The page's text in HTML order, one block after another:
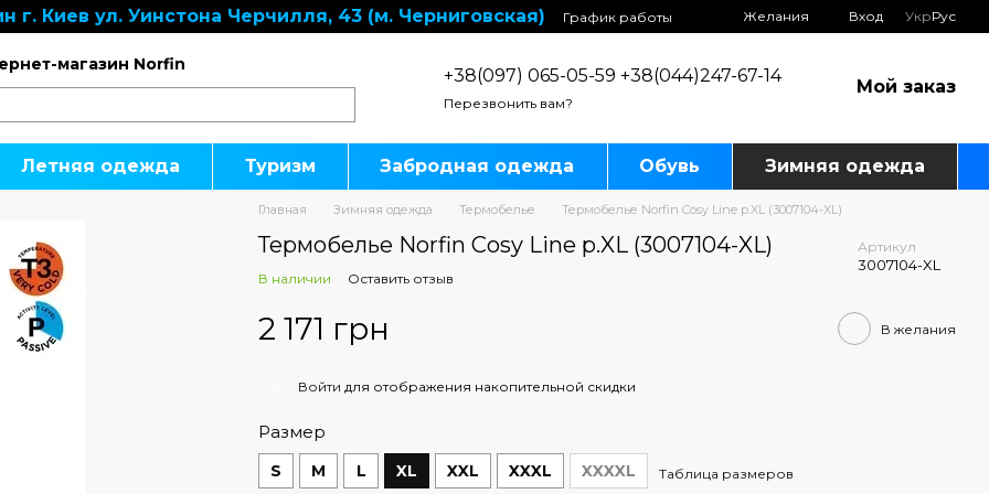
г. Киев ул. Уинстона Черчилля, 43 (м. Черниговская)
График работы
Желания Вход УкрРус
магазин Norfin
+38(097) 065-05-59 +38(044)247-67-14
Перезвонить вам?
Мой заказ
Летняя одежда Туризм Забродная одежда Обувь Зимняя одежда
Главная Зимняя одежда Термобелье Термобелье Norfin Cosy Line р.XL (3007104-XL)
Термобелье Norfin Cosy Line р.XL (3007104-XL) Артикул
3007104-XL
В наличии Оставить отзыв
2 171 грн В желания
Войти для отображения накопительной скидки
Размер
S M L XL XXL XXXL XXXXL Таблица размеров